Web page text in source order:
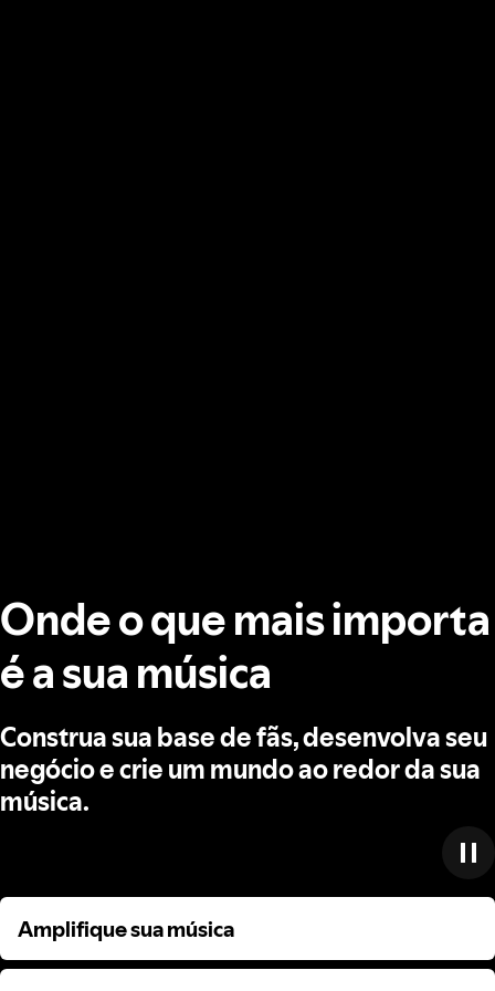
Onde o que mais importa
é a sua música
Construa sua base de fãs, desenvolva seu
negócio e crie um mundo ao redor da sua
música.
Amplifique sua música
Amplifique sua música